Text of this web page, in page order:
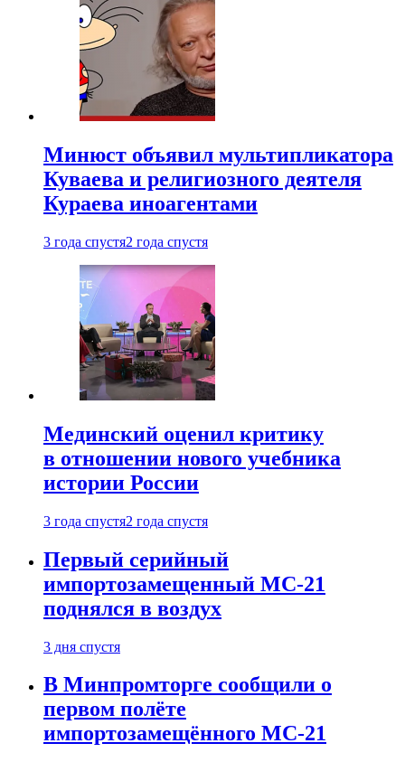
Минюст объявил мультипликатора
Куваева и религиозного деятеля
Кураева иноагентами
3 года спустя2 года спустя
Мединский оценил критику
в отношении нового учебника
истории России
3 года спустя2 года спустя
Первый серийный
импортозамещенный МС-21
поднялся в воздух
3 дня спустя
В Минпромторге сообщили о
первом полёте
импортозамещённого МС-21